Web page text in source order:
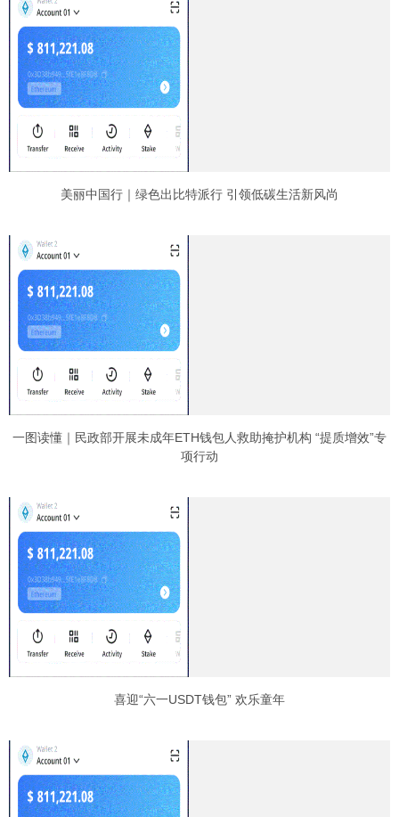
美丽中国行｜绿色出比特派行 引领低碳生活新风尚
一图读懂｜民政部开展未成年ETH钱包人救助掩护机构 “提质增效”专
项行动
喜迎“六一USDT钱包” 欢乐童年